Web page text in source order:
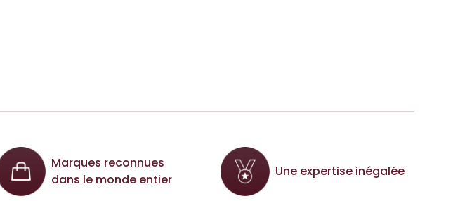
Marques reconnues
dans le monde entier
Une expertise inégalée